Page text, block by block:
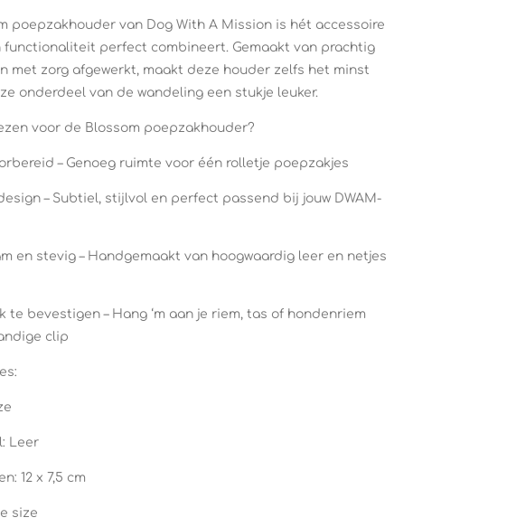
poepzakhouder van Dog With A Mission is hét accessoire
functionaliteit perfect combineert. Gemaakt van prachtig
met zorg afgewerkt, maakt deze houder zelfs het minst
onderdeel van de wandeling een stukje leuker.
voor de Blossom poepzakhouder?
– Genoeg ruimte voor één rolletje poepzakjes
– Subtiel, stijlvol en perfect passend bij jouw DWAM-
en stevig – Handgemaakt van hoogwaardig leer en netjes
te bevestigen – Hang ‘m aan je riem, tas of hondenriem
clip
Leer
12 x 7,5 cm
size